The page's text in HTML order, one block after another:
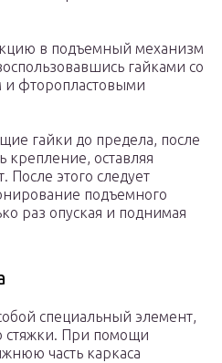
в подъемный механизм
гайками со
фторопластовыми
гайки до предела, после
крепление, оставляя
этого следует
подъемного
раз опуская и поднимая
специальный элемент,
При помощи
часть каркаса